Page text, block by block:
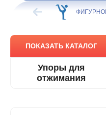
ХОККЕЙ
ПОКАЗАТЬ КАТАЛОГ
Упоры для
отжимания